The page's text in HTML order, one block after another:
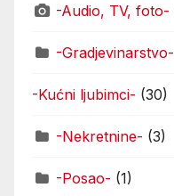
-Audio, TV, foto-
-Gradjevinarstvo-
-Kućni ljubimci- (30)
-Nekretnine- (3)
-Posao- (1)